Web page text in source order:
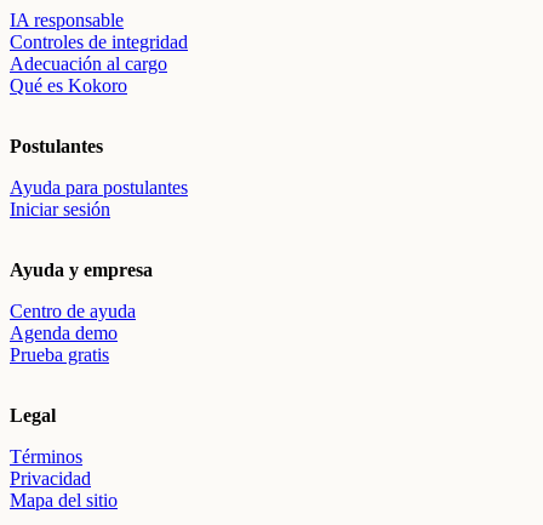
IA responsable
Controles de integridad
Adecuación al cargo
Qué es Kokoro
Postulantes
Ayuda para postulantes
Iniciar sesión
Ayuda y empresa
Centro de ayuda
Agenda demo
Prueba gratis
Legal
Términos
Privacidad
Mapa del sitio